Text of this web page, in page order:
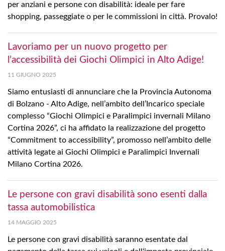
per anziani e persone con disabilità: ideale per fare
shopping, passeggiate o per le commissioni in città. Provalo!
Lavoriamo per un nuovo progetto per
l’accessibilità dei Giochi Olimpici in Alto Adige!
11 GIUGNO 2025
Siamo entusiasti di annunciare che la Provincia Autonoma
di Bolzano - Alto Adige, nell’ambito dell’Incarico speciale
complesso “Giochi Olimpici e Paralimpici invernali Milano
Cortina 2026”, ci ha affidato la realizzazione del progetto
“Commitment to accessibility”, promosso nell’ambito delle
attività legate ai Giochi Olimpici e Paralimpici Invernali
Milano Cortina 2026.
Le persone con gravi disabilità sono esenti dalla
tassa automobilistica
14 MAGGIO 2025
Le persone con gravi disabilità saranno esentate dal